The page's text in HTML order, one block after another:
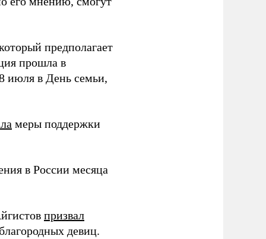
предполагает
прошла в
июля в День семьи,
меры поддержки
в России месяца
призвал
девиц.